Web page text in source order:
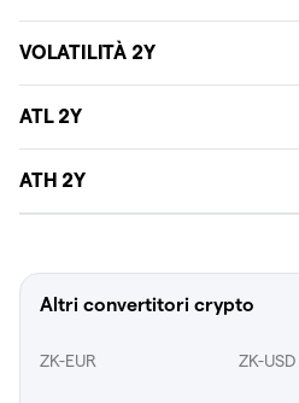
VOLATILITÀ 2Y
ATL 2Y
ATH 2Y
Altri convertitori crypto
ZK-EUR ZK-USD